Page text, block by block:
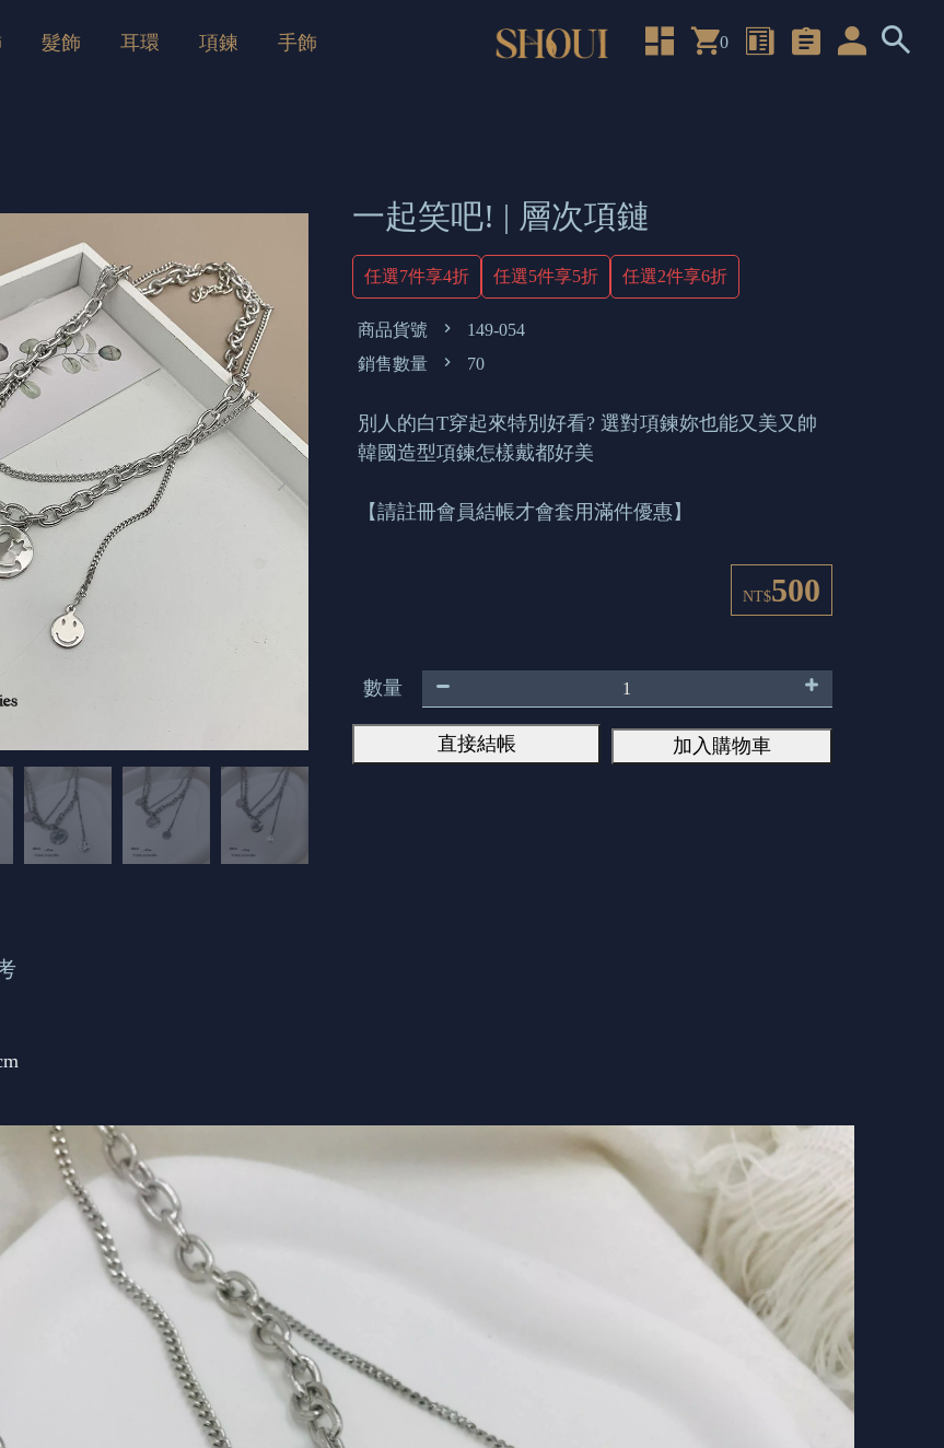
髮飾 耳環 項鍊 手飾 0
一起笑吧! | 層次項鏈
任選7件享4折 任選5件享5折 任選2件享6折
商品貨號
149-054
銷售數量
70
別人的白T穿起來特別好看? 選對項鍊妳也能又美又帥
韓國造型項鍊怎樣戴都好美
【請註冊會員結帳才會套用滿件優惠】
NT$500
數量
直接結帳 加入購物車